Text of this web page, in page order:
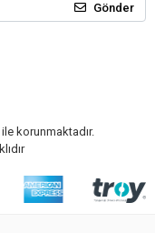
Gönder
korunmaktadır.